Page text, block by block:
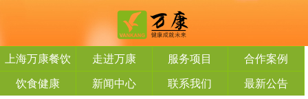
上海万康餐饮
管理有限公司
走进万康 服务项目 合作案例
饮食健康 新闻中心 联系我们
最新公告